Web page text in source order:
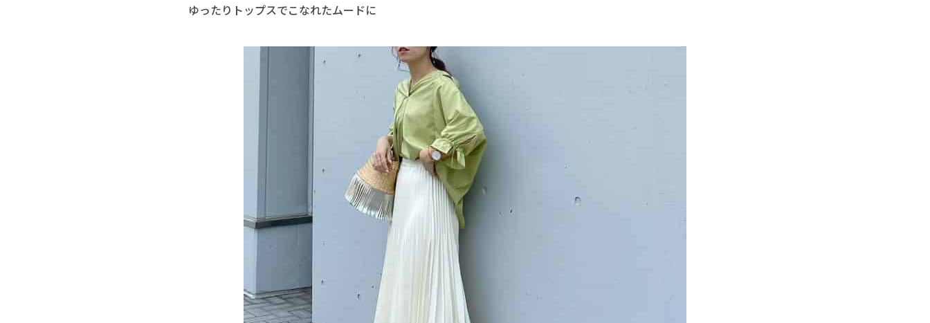
ゆったりトップスでこなれたムードに